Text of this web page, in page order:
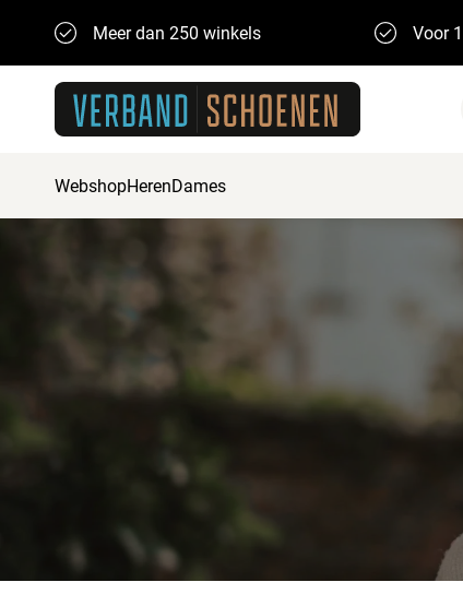
Meer dan 250 winkels Voor
WebshopHerenDames